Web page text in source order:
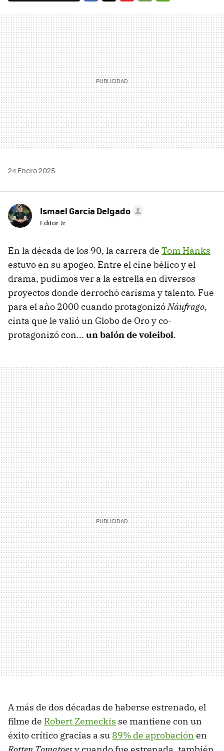
MAIL
24 Enero 2025
Ismael Garcia Delgado
Editor Jr
En la década de los 90, la carrera de Tom Hanks
estuvo en su apogeo. Entre el cine bélico y el
drama, pudimos ver a la estrella en diversos
proyectos donde derrochó carisma y talento. Fue
para el año 2000 cuando protagonizóNáufrago,
cinta que le valió un Globo de Oro y co-
protagonizó con... un balón de voleibol.
A más de dos décadas de haberse estrenado, el
filme de Robert Zemeckis se mantiene con un
éxito crítico gracias a su 89% de aprobación en